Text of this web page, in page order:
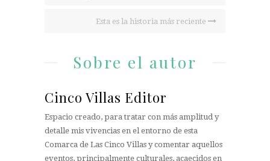
Esta es la historia más reciente
Sobre el autor
Cinco Villas Editor
Espacio creado, para tratar con más amplitud y
detalle mis vivencias en el entorno de esta
Comarca de Las Cinco Villas y comentar aquellos
eventos, principalmente culturales, acaecidos en